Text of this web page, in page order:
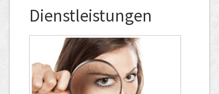
Dienstleistungen